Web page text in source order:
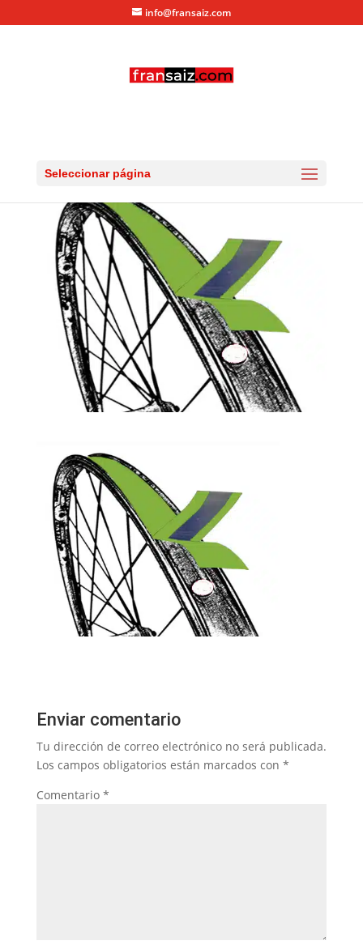
info@fransaiz.com
Seleccionar página
Enviar comentario
Tu dirección de correo electrónico no será publicada.
Los campos obligatorios están marcados con *
Comentario *